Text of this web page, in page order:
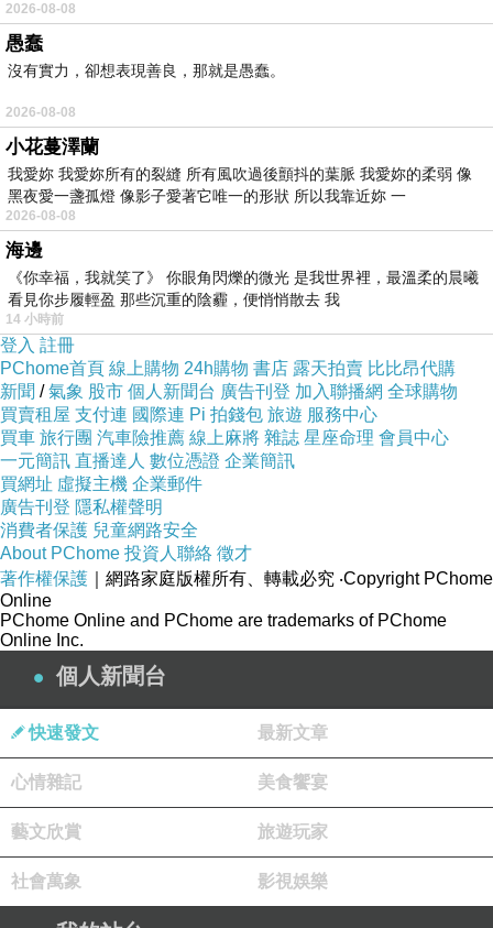
2026-08-08
愚蠢
沒有實力，卻想表現善良，那就是愚蠢。
2026-08-08
小花蔓澤蘭
我愛妳 我愛妳所有的裂縫 所有風吹過後顫抖的葉脈 我愛妳的柔弱 像
黑夜愛一盞孤燈 像影子愛著它唯一的形狀 所以我靠近妳 一
2026-08-08
海邊
《你幸福，我就笑了》 你眼角閃爍的微光 是我世界裡，最溫柔的晨曦
看見你步履輕盈 那些沉重的陰霾，便悄悄散去 我
14 小時前
登入 註冊
PChome首頁 線上購物 24h購物 書店 露天拍賣 比比昂代購
新聞 /氣象 股市 個人新聞台 廣告刊登 加入聯播網 全球購物
買賣租屋 支付連 國際連 Pi 拍錢包 旅遊 服務中心
買車 旅行團 汽車險推薦 線上麻將 雜誌 星座命理 會員中心
一元簡訊 直播達人 數位憑證 企業簡訊
買網址 虛擬主機 企業郵件
廣告刊登 隱私權聲明
消費者保護 兒童網路安全
About PChome 投資人聯絡 徵才
著作權保護 ｜網路家庭版權所有、轉載必究 ‧Copyright PChome
Online
PChome Online and PChome are trademarks of PChome
Online Inc.
個人新聞台
快速發文 最新文章
心情雜記 美食饗宴
藝文欣賞 旅遊玩家
社會萬象 影視娛樂